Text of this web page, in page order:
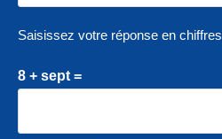
Saisissez votre réponse en chiffres
8 + sept =